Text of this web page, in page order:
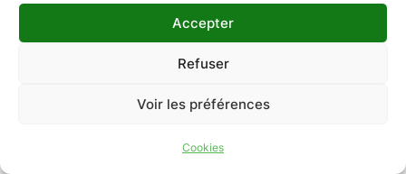
Accepter
Refuser
Voir les préférences
Cookies
Contact